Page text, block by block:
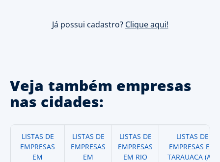
Já possui cadastro? Clique aqui!
Veja também empresas
nas cidades:
LISTAS DE
EMPRESAS
EM
LISTAS DE
EMPRESAS
EM
LISTAS DE
EMPRESAS
EM RIO
LISTAS DE
EMPRESAS EM
TARAUACA (AC)